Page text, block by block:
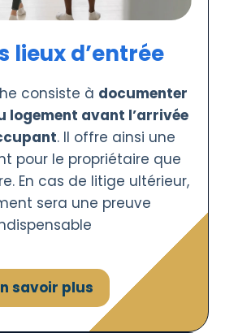
lieux d’entrée
consiste à documenter
logement avant l’arrivée
. Il offre ainsi une
pour le propriétaire que
En cas de litige ultérieur,
sera une preuve
savoir plus